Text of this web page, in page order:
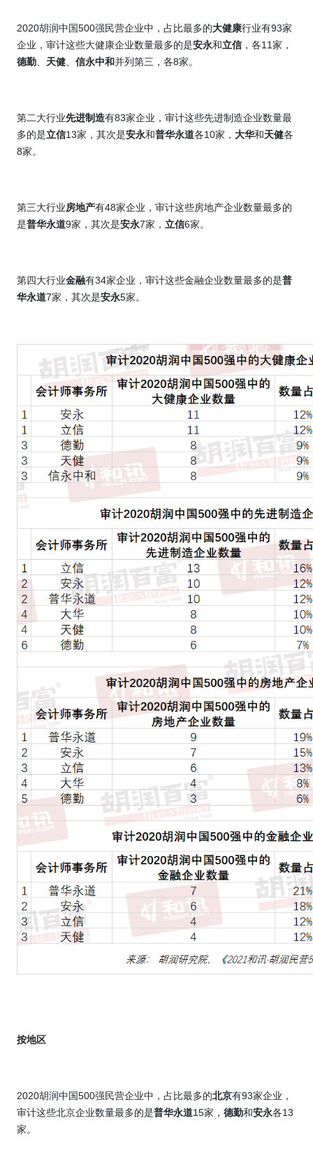
2020胡润中国500强民营企业中，占比最多的大健康行业有93家
企业，审计这些大健康企业数量最多的是安永和立信 ，各11家，
德勤
天健 信永中和并列第三，各8家。
第二大行业先进制造有83家企业，审计这些先进制造企业数量最
多的是立信13家，其次是安永和普华永道各10家， 大华和天健各
8家。
第三大行业房地产有48家企业，审计这些房地产企业数量最多的
是普华永道9家，其次是安永7家， 立信6家。
第四大行业金融有34家企业，审计这些金融企业数量最多的是普
华永道7家，其次是安永5家。
按地区
2020胡润中国500强民营企业中，占比最多的北京有93家企业，
审计这些北京企业数量最多的是普华永道15家， 德勤和安永各13
家。